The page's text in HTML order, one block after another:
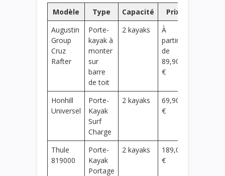
Modèle Type Capacité
Prix
Augustin
Group
Cruz
Rafter
Porte-
kayak à
monter
sur
barre
de toit
2 kayaks
À
partir
de
89,90
€
Honhill
Universel
Porte-
Kayak
Surf
Charge
2 kayaks
69,90
€
Thule
819000
Porte-
Kayak
Portage
2 kayaks
189,00
€